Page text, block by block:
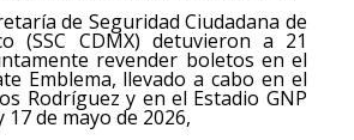
de Seguridad Ciudadana de
(SSC CDMX) detuvieron a 21
revender boletos en el
Emblema, llevado a cabo en el
Rodríguez y en el Estadio GNP
de mayo de 2026,